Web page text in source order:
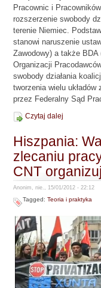
Pracownic i
rozszerzenie swobody
terenie Niemiec.
stanowi naruszenie
Zawodowy) a także
Organizacji
swobody działania
tworzenia wielu
przez Federalny Sąd
Czytaj dalej
Hiszpania:
zlecaniu
CNT
Anonim, nie., 15/01/2012 - 22:12
Tagged:Teoria i praktyka